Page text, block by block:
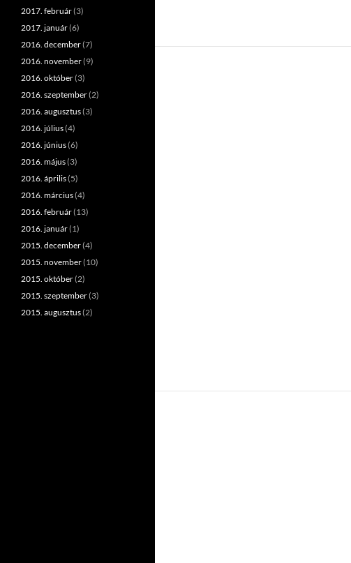
2017. február(3)
2017. január(6)
2016. december(7)
2016. november(9)
2016. október(3)
2016. szeptember(2)
2016. augusztus(3)
2016. július(4)
2016. június(6)
2016. május(3)
2016. április(5)
2016. március(4)
2016. február(13)
2016. január(1)
2015. december(4)
2015. november(10)
2015. október(2)
2015. szeptember(3)
2015. augusztus(2)